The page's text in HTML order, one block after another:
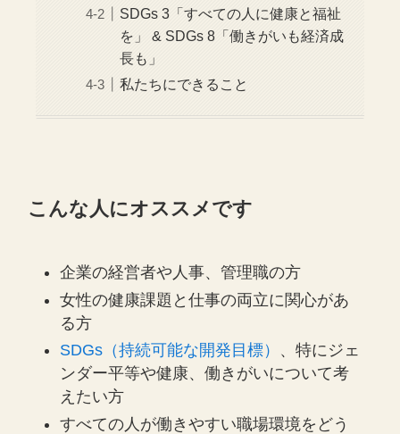
SDGs 3「すべての人に健康と福祉
を」 & SDGs 8「働きがいも経済成
長も」
私たちにできること
こんな人にオススメです
企業の経営者や人事、管理職の方
女性の健康課題と仕事の両立に関心があ
る方
SDGs（持続可能な開発目標） 、特にジェ
ンダー平等や健康、働きがいについて考
えたい方
すべての人が働きやすい職場環境をどう